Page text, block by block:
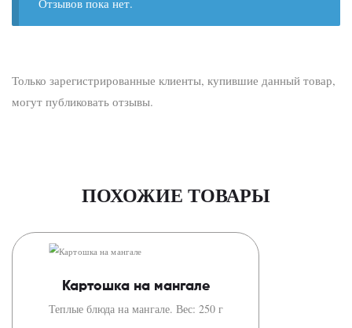
Отзывов пока нет.
Только зарегистрированные клиенты, купившие данный товар,
могут публиковать отзывы.
ПОХОЖИЕ ТОВАРЫ
Картошка на мангале
Теплые блюда на мангале. Вес: 250 г